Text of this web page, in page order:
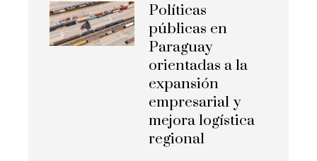
Políticas
públicas en
Paraguay
orientadas a la
expansión
empresarial y
mejora logística
regional